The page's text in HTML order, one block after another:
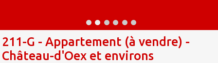
211-G - Appartement (à vendre) -
Château-d'Oex et environs